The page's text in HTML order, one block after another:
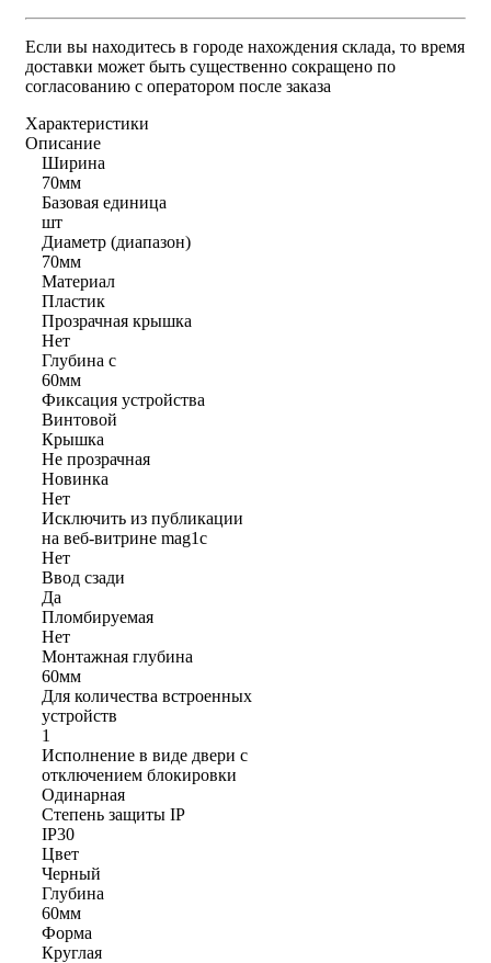
Если вы находитесь в городе нахождения склада, то время
доставки может быть существенно сокращено по
согласованию с оператором после заказа
Характеристики
Описание
Ширина
70мм
Базовая единица
шт
Диаметр (диапазон)
70мм
Материал
Пластик
Прозрачная крышка
Нет
Глубина с
60мм
Фиксация устройства
Винтовой
Крышка
Не прозрачная
Новинка
Нет
Исключить из публикации
на веб-витрине mag1c
Нет
Ввод сзади
Да
Пломбируемая
Нет
Монтажная глубина
60мм
Для количества встроенных
устройств
1
Исполнение в виде двери с
отключением блокировки
Одинарная
Степень защиты IP
IP30
Цвет
Черный
Глубина
60мм
Форма
Круглая